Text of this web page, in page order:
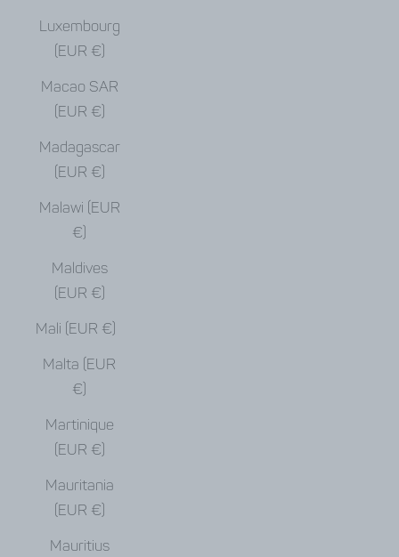
Luxembourg
(EUR €)
Macao SAR
(EUR €)
Madagascar
(EUR €)
Malawi (EUR
€)
Maldives
(EUR €)
Mali (EUR €)
Malta (EUR
€)
Martinique
(EUR €)
Mauritania
(EUR €)
Mauritius